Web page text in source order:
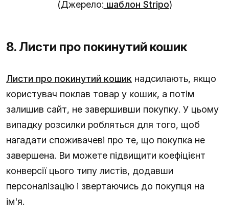
(Джерело: шаблон Stripo)
8. Листи про покинутий кошик
Листи про покинутий кошик надсилають, якщо
користувач поклав товар у кошик, а потім
залишив сайт, не завершивши покупку. У цьому
випадку розсилки робляться для того, щоб
нагадати споживачеві про те, що покупка не
завершена. Ви можете підвищити коефіцієнт
конверсії цього типу листів, додавши
персоналізацію і звертаючись до покупця на
ім'я.